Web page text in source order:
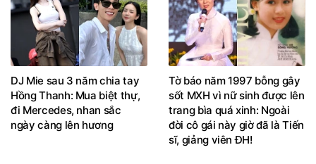
DJ Mie sau 3 năm chia tay
Hồng Thanh: Mua biệt thự,
đi Mercedes, nhan sắc
ngày càng lên hương
Tờ báo năm 1997 bỗng gây
sốt MXH vì nữ sinh được lên
trang bìa quá xinh: Ngoài
đời cô gái này giờ đã là Tiến
sĩ, giảng viên ĐH!